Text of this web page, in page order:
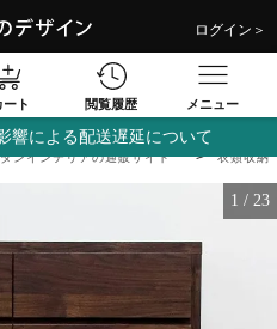
ログイン＞
ート 閲覧履歴 メニュー
響による配送遅延について
ンインテリアの通販サイト 衣類収納
1 / 23